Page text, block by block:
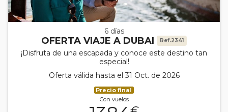
6 días
OFERTA VIAJE A DUBAI Ref.2341
¡Disfruta de una escapada y conoce este destino tan
especial!
Oferta válida hasta el 31 Oct. de 2026
Precio final
Con vuelos